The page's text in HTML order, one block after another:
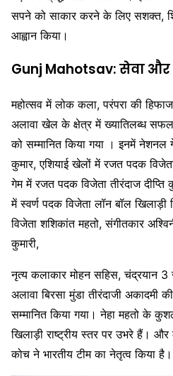
सपने को साकार करने के लिए सशक्त,
आह्वान किया।
Gunj Mahotsav: सेवा
महोत्सव में लोक कला, परंपरा की
अलावा खेल के क्षेत्र में ख्यातिलब्ध
को सम्मानित किया गया । इनमें नेशनल
कुमार, एशियाई खेलों में रजत पदक
गेम में रजत पदक विजेता तीरंदाज
में स्वर्ण पदक विजेता लॉन बॉल
विजेता शशिकांत महतो, संगीतकार
कुमारी,
नृत्य कलाकार मोहन सहिस, चंद्रयान
अलावा बिरसा मुंडा तीरंदाजी अकादमी
सम्मानित किया गया। नेहा महतो के
खिलाड़ी राष्ट्रीय स्तर पर उभरे हैं।
कोच ने भारतीय टीम का नेतृत्व किया है।